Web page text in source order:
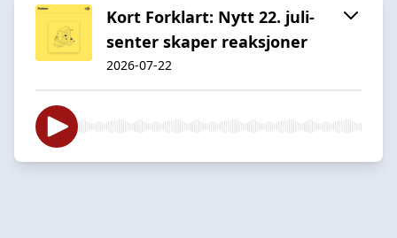
Kort Forklart: Nytt 22. juli-
senter skaper reaksjoner
2026-07-22